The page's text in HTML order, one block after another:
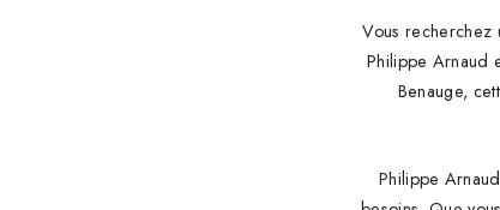
Vous recherchez
Philippe Arnaud
Benauge,
Philippe